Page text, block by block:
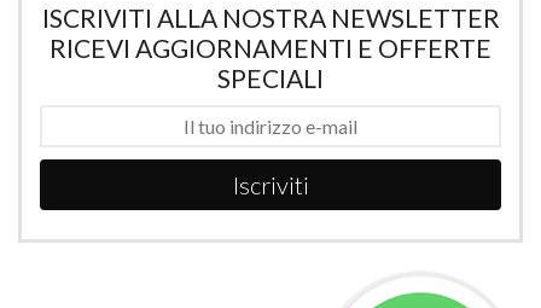
ISCRIVITI ALLA NOSTRA NEWSLETTER
RICEVI AGGIORNAMENTI E OFFERTE
SPECIALI
Iscriviti